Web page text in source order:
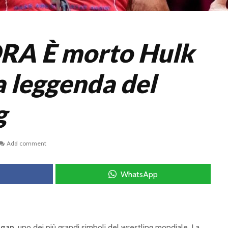
È morto Hulk
leggenda del
Add comment
WhatsApp